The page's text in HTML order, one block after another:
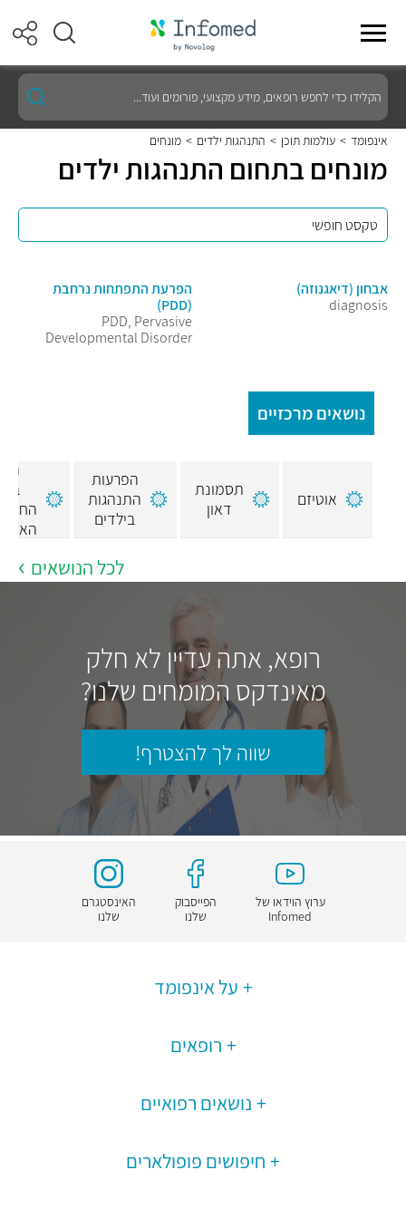
הקלידו
כדי
לחפש
רופאים,
מידע
מקצועי,
פורומים
אינפומד > עולמות תוכן > התנהגות ילדים > מונחים
מונחים בתחום התנהגות ילדים
אבחון (דיאגנוזה)
diagnosis
הפרעת התפתחות נרחבת
(PDD)
PDD, Pervasive
Developmental Disorder
נושאים מרכזיים
אוטיזם
תסמונת
דאון
הפרעות
התנהגות
בילדים
לכל הנושאים
רופא, אתה עדיין לא חלק
מאינדקס המומחים שלנו?
שווה לך להצטרף!
ערוץ הוידאו של
Infomed
הפייסבוק
שלנו
האינסטגרם
שלנו
על אינפומד
רופאים
נושאים רפואיים
חיפושים פופולארים